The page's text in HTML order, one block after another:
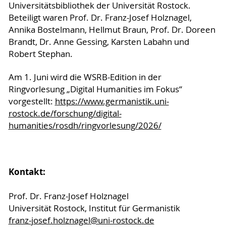
Universitätsbibliothek der Universität Rostock.
Beteiligt waren Prof. Dr. Franz-Josef Holznagel,
Annika Bostelmann, Hellmut Braun, Prof. Dr. Doreen
Brandt, Dr. Anne Gessing, Karsten Labahn und
Robert Stephan.
Am 1. Juni wird die WSRB-Edition in der
Ringvorlesung „Digital Humanities im Fokus“
vorgestellt: https://www.germanistik.uni-
rostock.de/forschung/digital-
humanities/rosdh/ringvorlesung/2026/
Kontakt:
Prof. Dr. Franz-Josef Holznagel
Universität Rostock, Institut für Germanistik
franz-josef.holznagel@uni-rostock.de